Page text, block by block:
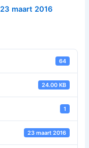
23 maart 2016
64
24.00 KB
1
23 maart 2016